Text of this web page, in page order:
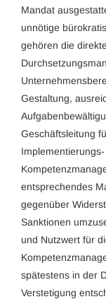
Mandat
unnötige
gehören die
Gestaltung,
Geschäftsleitung
entsprechendes
gegenüber
Sanktionen
und Nutzwert für
spätestens in der
Verstetigung